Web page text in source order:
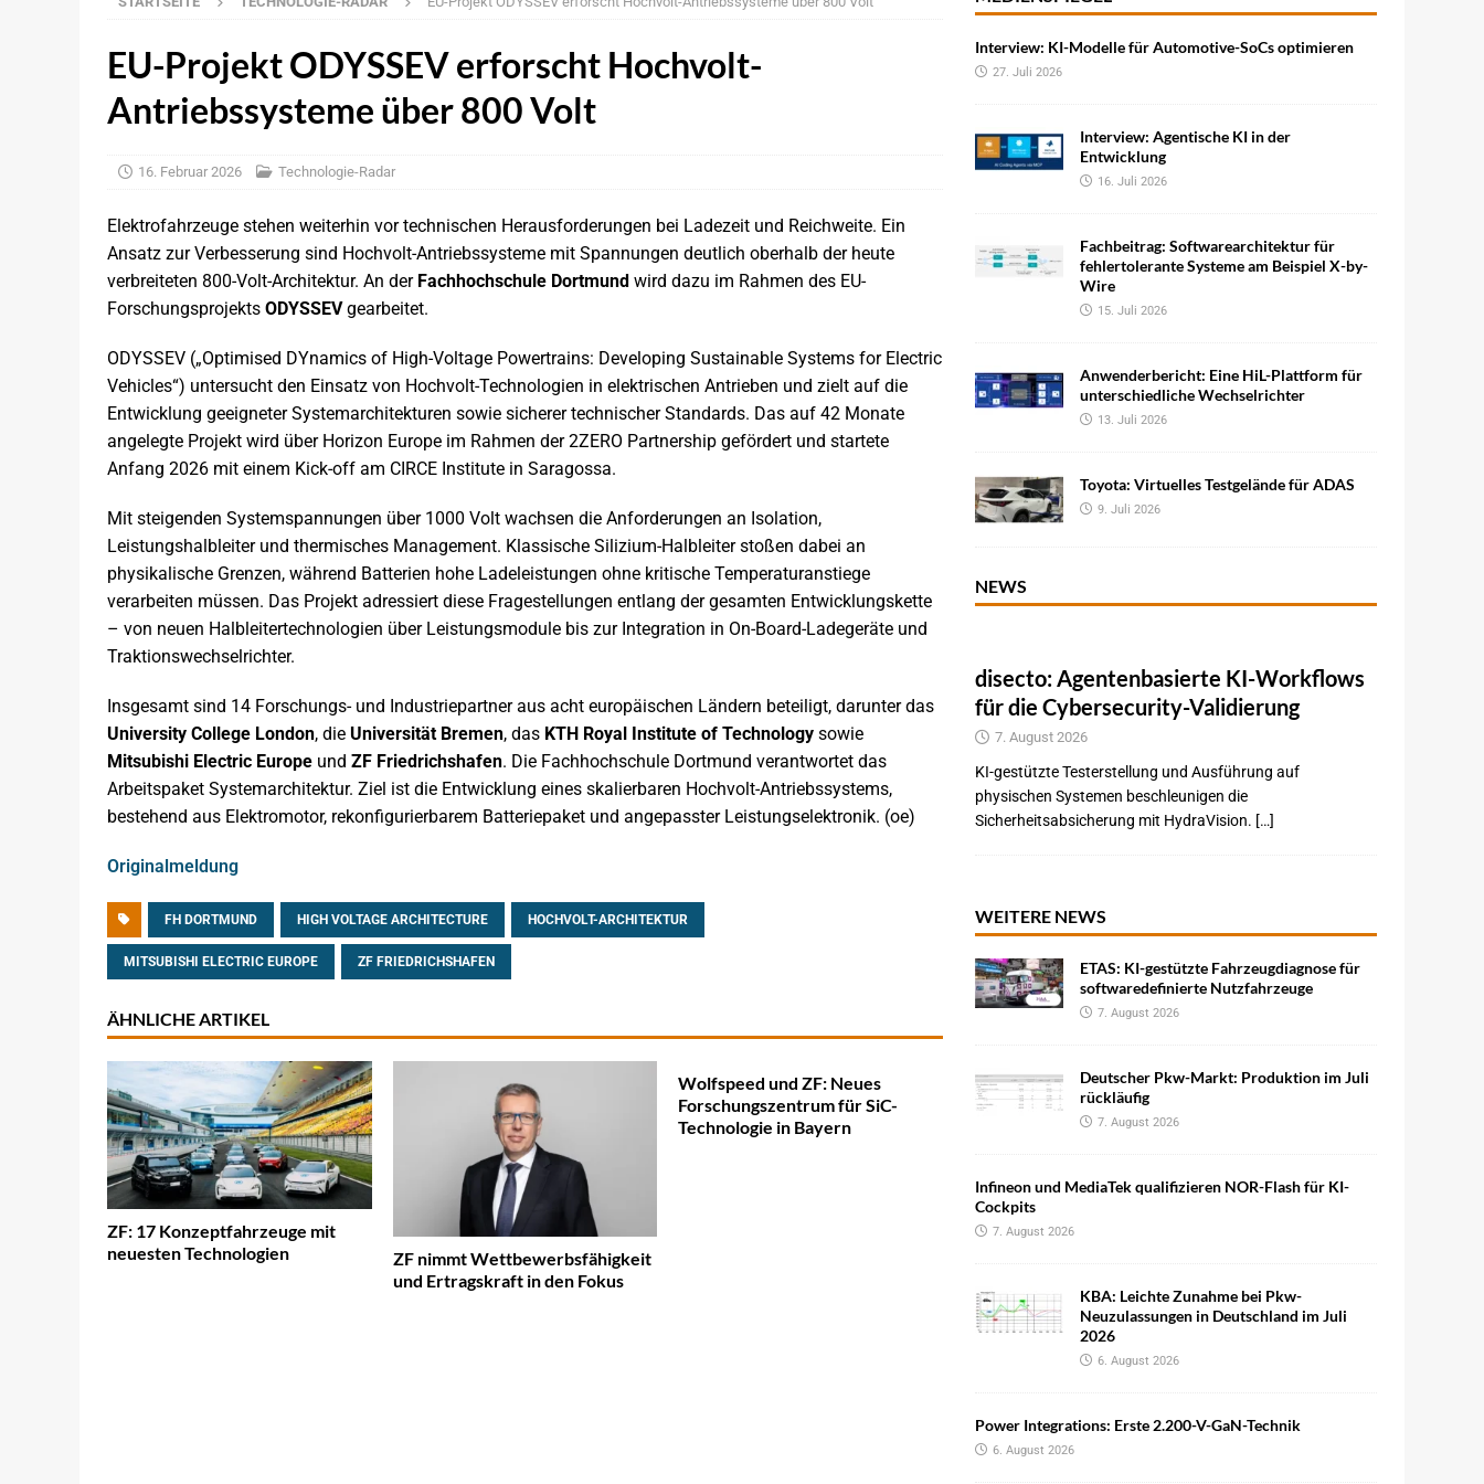
NEWS
[ 7. August 2026 ] Deutscher Pkw-Markt: Produktion im Juli rückläufig BRANCHEN-NEWS
[ 6. August 2026 ] KBA: Leichte Zunahme bei Pkw-Neuzulassungen in Deutschland im Juli 2026
NEWS
[ 5. August 2026 ] Uber: Grünes Licht für autonome Uber-Fahrten in London BRANCHEN-NEWS
[ 5. August 2026 ] Elektronikdistribution wächst kräftig – Auftragseingänge erreichen Rekordniveau
BRANCHEN-NEWS
[ 5. August 2026 ] Qualcomm ordnet Führung in der EMEA-Region neu BRANCHEN-NEWS
[ 7. August 2026 ] disecto: Agentenbasierte KI-Workflows für die Cybersecurity-Validierung NEWS
EU-Projekt ODYSSEV erforscht Hochvolt-
Antriebssysteme über 800 Volt
16. Februar 2026 Technologie-Radar
Elektrofahrzeuge stehen weiterhin vor technischen Herausforderungen bei Ladezeit und Reichweite. Ein
Ansatz zur Verbesserung sind Hochvolt-Antriebssysteme mit Spannungen deutlich oberhalb der heute
verbreiteten 800-Volt-Architektur. An der Fachhochschule Dortmund wird dazu im Rahmen des EU-
Forschungsprojekts ODYSSEVgearbeitet.
ODYSSEV („Optimised DYnamics of High-Voltage Powertrains: Developing Sustainable Systems for Electric
Vehicles“) untersucht den Einsatz von Hochvolt-Technologien in elektrischen Antrieben und zielt auf die
Entwicklung geeigneter Systemarchitekturen sowie sicherer technischer Standards. Das auf 42 Monate
angelegte Projekt wird über Horizon Europe im Rahmen der 2ZERO Partnership gefördert und startete
Anfang 2026 mit einem Kick-off am CIRCE Institute in Saragossa.
Mit steigenden Systemspannungen über 1000 Volt wachsen die Anforderungen an Isolation,
Leistungshalbleiter und thermisches Management. Klassische Silizium-Halbleiter stoßen dabei an
physikalische Grenzen, während Batterien hohe Ladeleistungen ohne kritische Temperaturanstiege
verarbeiten müssen. Das Projekt adressiert diese Fragestellungen entlang der gesamten Entwicklungskette
– von neuen Halbleitertechnologien über Leistungsmodule bis zur Integration in On-Board-Ladegeräte und
Traktionswechselrichter.
Insgesamt sind 14 Forschungs- und Industriepartner aus acht europäischen Ländern beteiligt, darunter das
University College London, die Universität Bremen, das KTH Royal Institute of Technology sowie
Mitsubishi Electric Europe und ZF Friedrichshafen. Die Fachhochschule Dortmund verantwortet das
Arbeitspaket Systemarchitektur. Ziel ist die Entwicklung eines skalierbaren Hochvolt-Antriebssystems,
bestehend aus Elektromotor, rekonfigurierbarem Batteriepaket und angepasster Leistungselektronik. (oe)
Originalmeldung
FH DORTMUND HIGH VOLTAGE ARCHITECTURE HOCHVOLT-ARCHITEKTUR
MITSUBISHI ELECTRIC EUROPE ZF FRIEDRICHSHAFEN
ÄHNLICHE ARTIKEL
ZF: 17 Konzeptfahrzeuge mit
neuesten Technologien
ZF nimmt Wettbewerbsfähigkeit
und Ertragskraft in den Fokus
Wolfspeed und ZF: Neues
Forschungszentrum für SiC-
Technologie in Bayern
Interview: KI-Modelle für Automotive-SoCs optimieren
27. Juli 2026
Interview: Agentische KI in der
Entwicklung
16. Juli 2026
Fachbeitrag: Softwarearchitektur für
fehlertolerante Systeme am Beispiel X-by-
Wire
15. Juli 2026
Anwenderbericht: Eine HiL-Plattform für
unterschiedliche Wechselrichter
13. Juli 2026
Toyota: Virtuelles Testgelände für ADAS
9. Juli 2026
NEWS
disecto: Agentenbasierte KI-Workflows
für die Cybersecurity-Validierung
7. August 2026
KI-gestützte Testerstellung und Ausführung auf
physischen Systemen beschleunigen die
Sicherheitsabsicherung mit HydraVision. […]
WEITERE NEWS
ETAS: KI-gestützte Fahrzeugdiagnose für
softwaredefinierte Nutzfahrzeuge
7. August 2026
Deutscher Pkw-Markt: Produktion im Juli
rückläufig
7. August 2026
Infineon und MediaTek qualifizieren NOR-Flash für KI-
Cockpits
7. August 2026
KBA: Leichte Zunahme bei Pkw-
Neuzulassungen in Deutschland im Juli
2026
6. August 2026
Power Integrations: Erste 2.200-V-GaN-Technik
6. August 2026